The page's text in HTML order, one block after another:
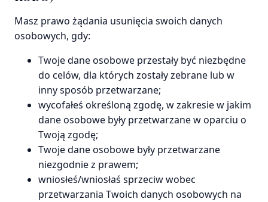
Masz prawo żądania usunięcia swoich danych
osobowych, gdy:
Twoje dane osobowe przestały być niezbędne
do celów, dla których zostały zebrane lub w
inny sposób przetwarzane;
wycofałeś określoną zgodę, w zakresie w jakim
dane osobowe były przetwarzane w oparciu o
Twoją zgodę;
Twoje dane osobowe były przetwarzane
niezgodnie z prawem;
wniosłeś/wniosłaś sprzeciw wobec
przetwarzania Twoich danych osobowych na